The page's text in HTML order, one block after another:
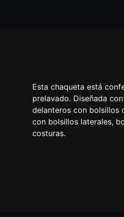
Esta chaqueta está
prelavado. Diseñada
delanteros con bolsillos
con bolsillos laterales,
costuras.